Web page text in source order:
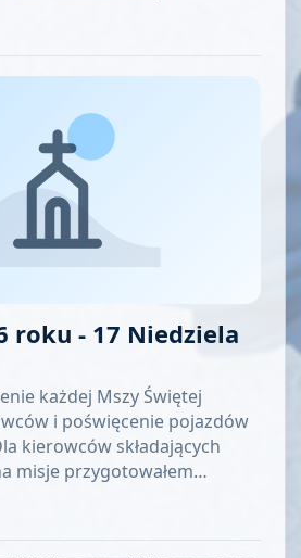
roku - 17 Niedziela
każdej Mszy Świętej
i poświęcenie pojazdów
kierowców składających
misje przygotowałem…